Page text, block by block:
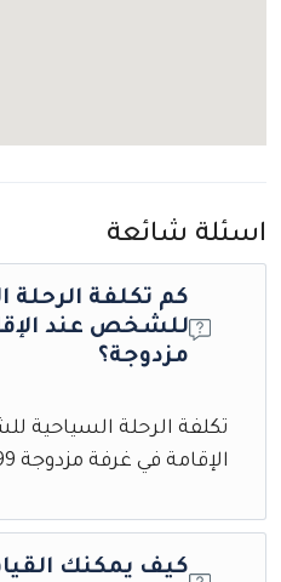
اسئلة شائعة
كم تكلفة الرحلة
للشخص عند
مزدوجة؟
تكلفة الرحلة السياحية
الإقامة في غرفة مزدوجة 1599 ريال سعودي.
كيف يمكنك